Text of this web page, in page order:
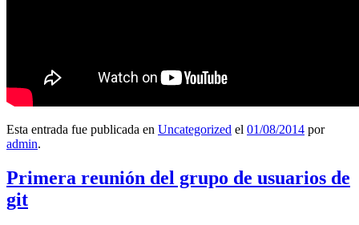
Esta entrada fue publicada en Uncategorized el 01/08/2014 por
admin.
Primera reunión del grupo de usuarios de
git